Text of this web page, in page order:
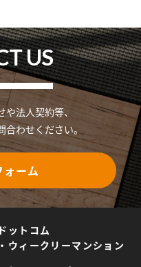
US
法人契約等、
わせください。
ォーム
ットコム
ウィークリーマンション